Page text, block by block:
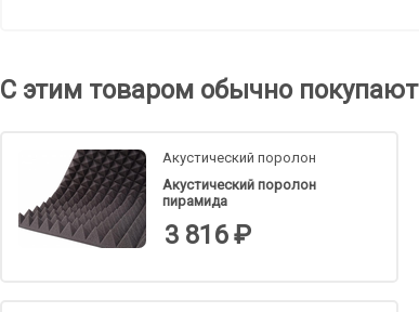
С этим товаром обычно покупают
Акустический поролон
Акустический поролон
пирамида
3 816 ₽